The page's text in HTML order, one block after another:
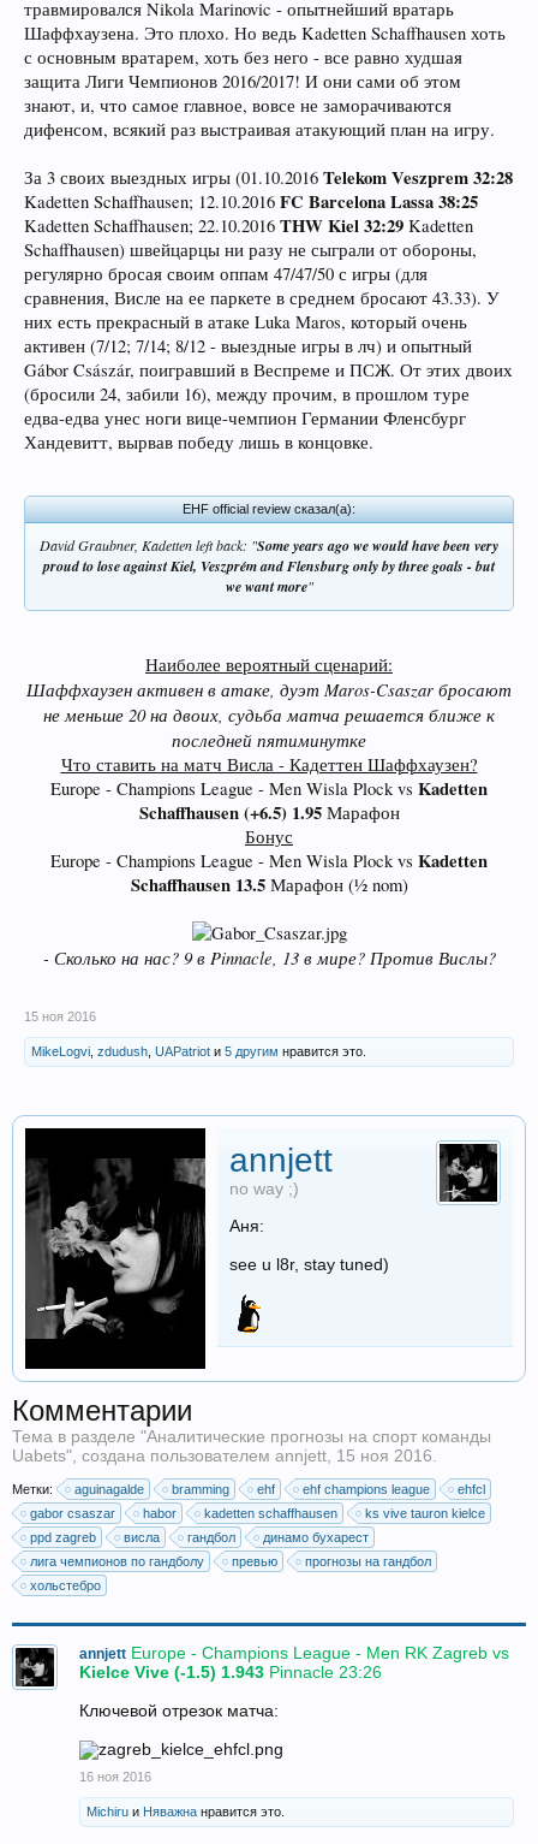
травмировался Nikola Marinovic - опытнейший вратарь
Шаффхаузена. Это плохо. Но ведь Kadetten Schaffhausen хоть
с основным вратарем, хоть без него - все равно худшая
защита Лиги Чемпионов 2016/2017! И они сами об этом
знают, и, что самое главное, вовсе не заморачиваются
дифенсом, всякий раз выстраивая атакующий план на игру.
За 3 своих выездных игры (01.10.2016 Telekom Veszprem 32:28
Kadetten Schaffhausen; 12.10.2016 FC Barcelona Lassa 38:25
Kadetten Schaffhausen; 22.10.2016 THW Kiel 32:29 Kadetten
Schaffhausen) швейцарцы ни разу не сыграли от обороны,
регулярно бросая своим оппам 47/47/50 с игры (для
сравнения, Висле на ее паркете в среднем бросают 43.33). У
них есть прекрасный в атаке Luka Maros, который очень
активен (7/12; 7/14; 8/12 - выездные игры в лч) и опытный
Gábor Császár, поигравший в Веспреме и ПСЖ. От этих двоих
(бросили 24, забили 16), между прочим, в прошлом туре
едва-едва унес ноги вице-чемпион Германии Фленсбург
Хандевитт, вырвав победу лишь в концовке.
EHF official review сказал(а):
David Graubner, Kadetten left back: "Some years ago we would have been very
proud to lose against Kiel, Veszprém and Flensburg only by three goals - but
we want more"
Наиболее вероятный сценарий:
Шаффхаузен активен в атаке, дуэт Maros-Csaszar бросают
не меньше 20 на двоих, судьба матча решается ближе к
последней пятиминутке
Что ставить на матч Висла - Кадеттен Шаффхаузен?
Europe - Champions League - Men Wisla Plock vs Kadetten
Schaffhausen (+6.5) 1.95 Марафон
Бонус
Europe - Champions League - Men Wisla Plock vs Kadetten
Schaffhausen 13.5 Марафон (½ nom)
- Сколько на нас? 9 в Pinnacle, 13 в мире? Против Вислы?
15 ноя 2016
MikeLogvi zdudush UAPatriot и 5 другим нравится это.
annjett
no way ;)
Аня:
see u l8r, stay tuned)
Комментарии
Тема в разделе "Аналитические прогнозы на спорт команды
Uabets", создана пользователем annjett 15 ноя 2016
Метки: aguinagalde bramming ehf ehf champions league
ehfcl
gabor csaszar
habor kadetten schaffhausen
ks vive tauron kielce
ppd zagreb
висла гандбол
динамо бухарест
лига чемпионов по гандболу
превью
прогнозы на гандбол
хольстебро
annjett Europe - Champions League - Men RK Zagreb vs
Kielce Vive (-1.5) 1.943 Pinnacle 23:26
Ключевой отрезок матча:
16 ноя 2016
Michiru и Няважна нравится это.